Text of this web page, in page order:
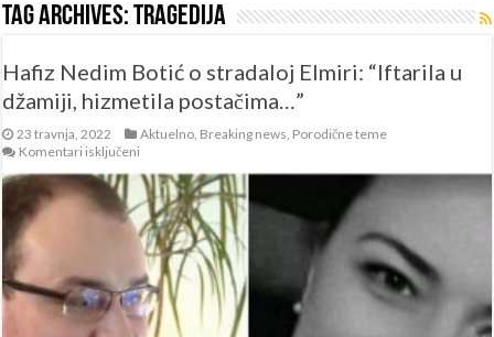
Tag Archives:tragedija
Hafiz Nedim Botić o stradaloj Elmiri: “Iftarila u
džamiji, hizmetila postačima…”
23 travnja, 2022 Aktuelno Breaking news Porodične teme
Komentari isključeni
Nedim
Botić
stradaloj
Elmiri:
“Iftarila
u
džamiji,
hizmetila
postačima…”